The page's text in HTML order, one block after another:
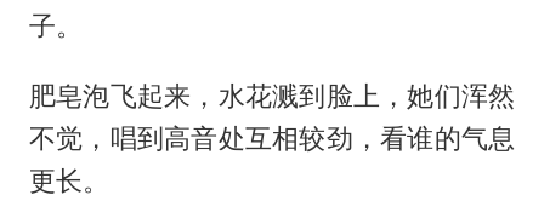
子。
肥皂泡飞起来，水花溅到脸上，她们浑然
不觉，唱到高音处互相较劲，看谁的气息
更长。